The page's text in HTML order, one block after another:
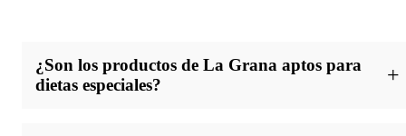
¿Son los productos de La Grana aptos para
dietas especiales?